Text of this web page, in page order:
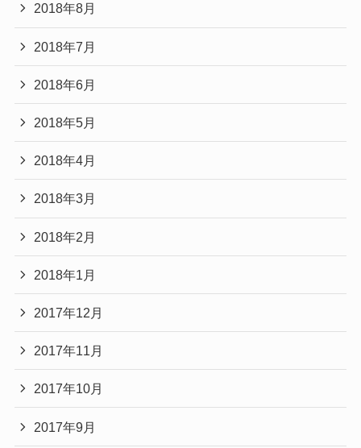
2018年8月
2018年7月
2018年6月
2018年5月
2018年4月
2018年3月
2018年2月
2018年1月
2017年12月
2017年11月
2017年10月
2017年9月